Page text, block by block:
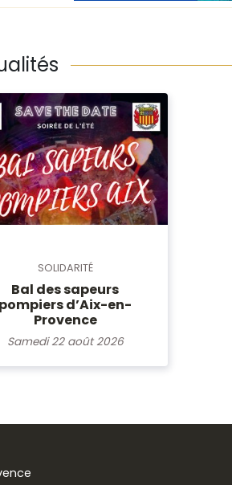
SOLIDARITÉ
Bal des sapeurs
d’Aix-en-
Provence
Samedi 22 août 2026